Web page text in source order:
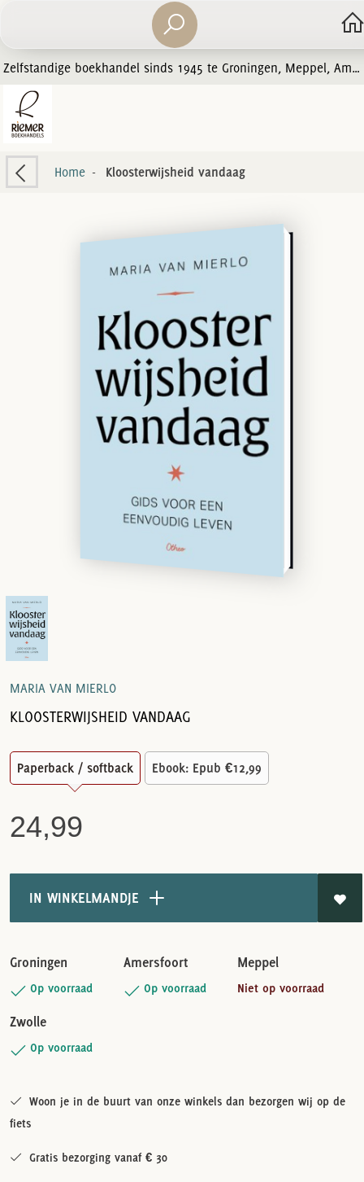
Zelfstandige boekhandel sinds 1945 te Groningen, Meppel, Amersfoort en Zwolle
Home- Kloosterwijsheid vandaag
MARIA VAN MIERLO
KLOOSTERWIJSHEID VANDAAG
Paperback / softback Ebook: Epub €12,99
24,99
IN WINKELMANDJE
Groningen
Op voorraad
Amersfoort
Op voorraad
Meppel
Niet op voorraad
Zwolle
Op voorraad
Woon je in de buurt van onze winkels dan bezorgen wij op de
fiets
Gratis bezorging vanaf € 30